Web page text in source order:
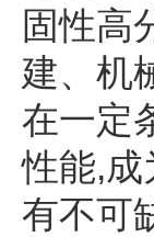
固性高
建、机
在一定
性能,成
有不可